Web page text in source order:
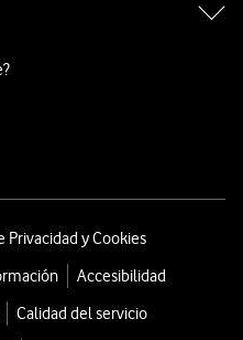
Privacidad y Cookies
Accesibilidad
Calidad del servicio